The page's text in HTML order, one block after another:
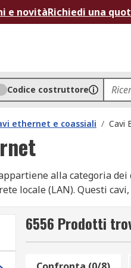
e novitàRichiedi una
Codice costruttore
ethernet e coassiali / Cavi
alla categoria
locale (LAN). Questi
categoria di cavo
6556 Prodotti